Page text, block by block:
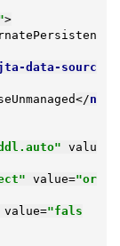
>
data-sourc
</n
valu
value="or
value="fals